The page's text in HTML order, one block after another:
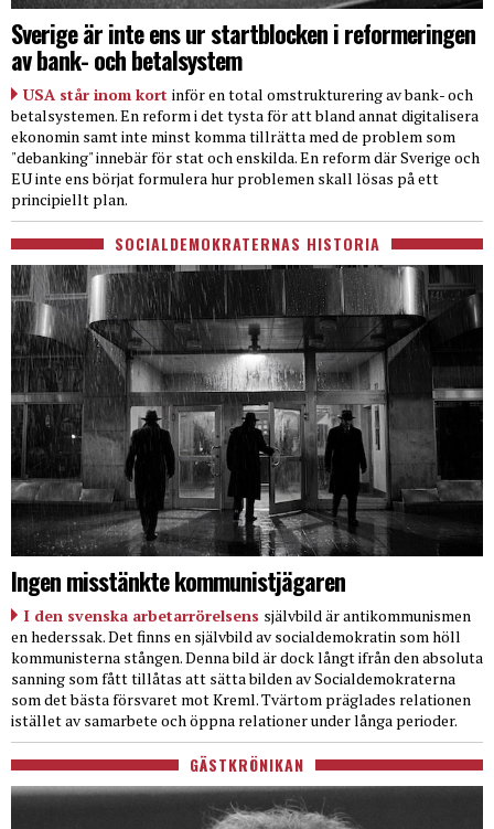
Sverige är inte ens ur startblocken i reformeringen
av bank- och betalsystem
USA står inom kort inför en total omstrukturering av bank- och
betalsystemen. En reform i det tysta för att bland annat digitalisera
ekonomin samt inte minst komma tillrätta med de problem som
"debanking" innebär för stat och enskilda. En reform där Sverige och
EU inte ens börjat formulera hur problemen skall lösas på ett
principiellt plan.
SOCIALDEMOKRATERNAS HISTORIA
Ingen misstänkte kommunistjägaren
I den svenska arbetarrörelsens självbild är antikommunismen
en hederssak. Det finns en självbild av socialdemokratin som höll
kommunisterna stången. Denna bild är dock långt ifrån den absoluta
sanning som fått tillåtas att sätta bilden av Socialdemokraterna
som det bästa försvaret mot Kreml. Tvärtom präglades relationen
istället av samarbete och öppna relationer under långa perioder.
GÄSTKRÖNIKAN